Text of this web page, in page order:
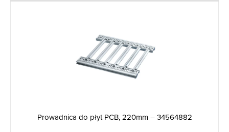
Prowadnica do płyt PCB, 220mm – 34564882